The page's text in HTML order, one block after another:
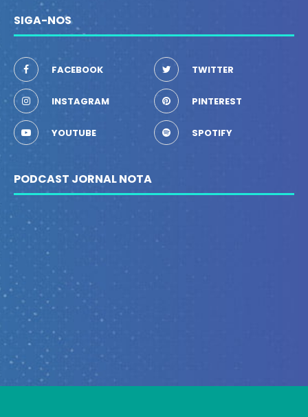
SIGA-NOS
FACEBOOK TWITTER
INSTAGRAM PINTEREST
YOUTUBE SPOTIFY
PODCAST JORNAL NOTA